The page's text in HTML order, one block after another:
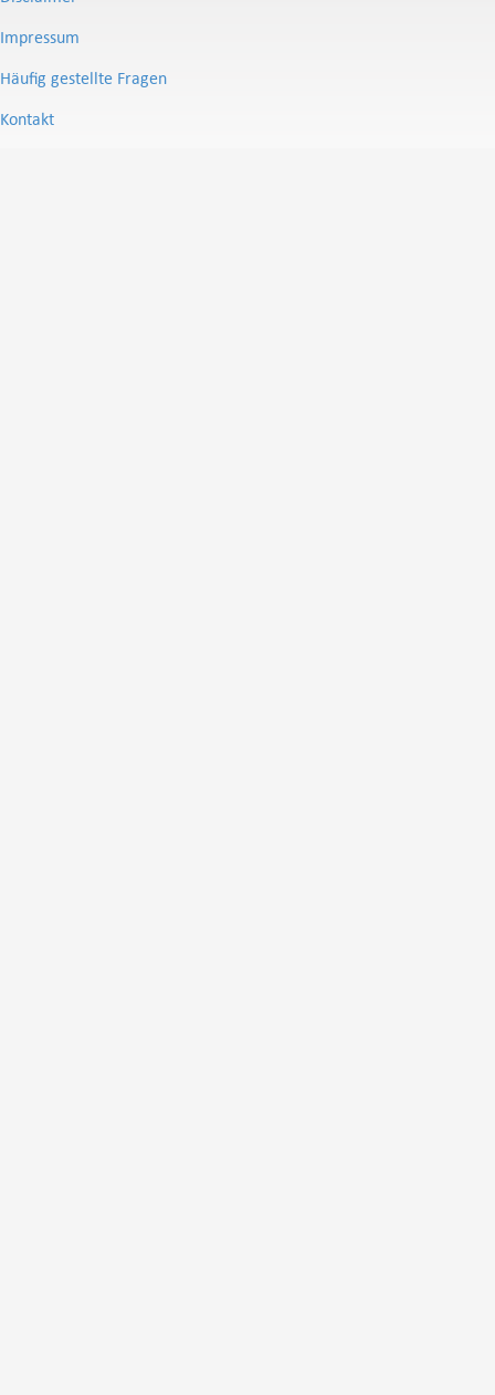
Impressum
Häufig gestellte Fragen
Kontakt